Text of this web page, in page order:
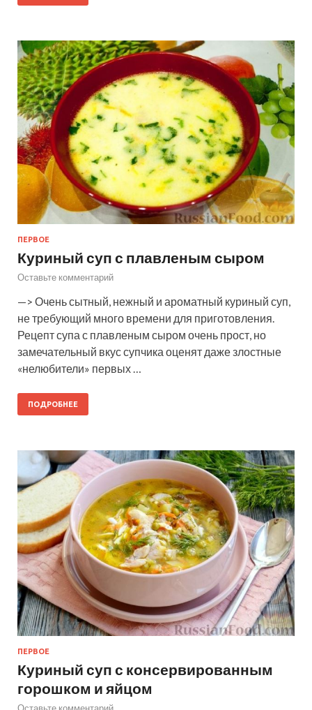
ПЕРВОЕ
Куриный суп с плавленым сыром
Оставьте комментарий
—> Очень сытный, нежный и ароматный куриный суп,
не требующий много времени для приготовления.
Рецепт супа с плавленым сыром очень прост, но
замечательный вкус супчика оценят даже злостные
«нелюбители» первых …
ПОДРОБНЕЕ
ПЕРВОЕ
Куриный суп с консервированным
горошком и яйцом
Оставьте комментарий